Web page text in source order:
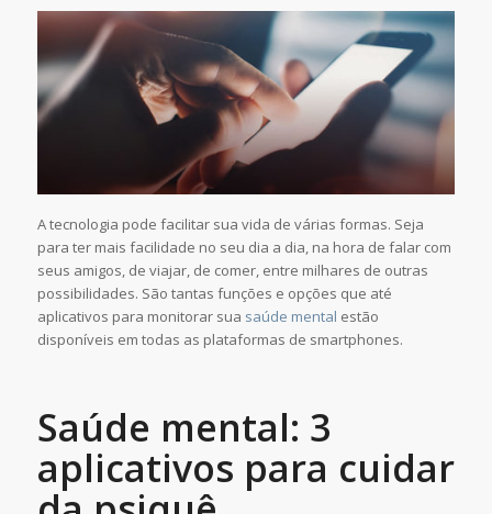
A tecnologia pode facilitar sua vida de várias formas. Seja
para ter mais facilidade no seu dia a dia, na hora de falar com
seus amigos, de viajar, de comer, entre milhares de outras
possibilidades. São tantas funções e opções que até
aplicativos para monitorar sua saúde mental estão
disponíveis em todas as plataformas de smartphones.
Saúde mental: 3
aplicativos para cuidar